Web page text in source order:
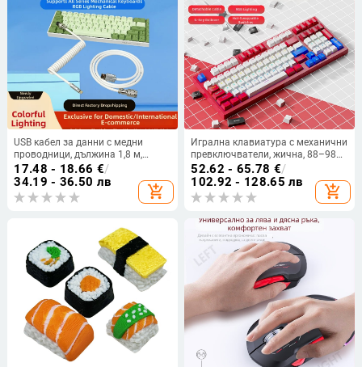
USB кабел за данни с медни
проводници, дължина 1,8 м,
златни контакти, авиационен
щепсел
17.48 - 18.66 €/
34.19 - 36.50 лв
add_shopping_cart
Игрална клавиатура с механични
превключватели, жична, 88–98
клавиши, RGB подсветка
52.62 - 65.78 €/
102.92 - 128.65 лв
add_shopping_cart